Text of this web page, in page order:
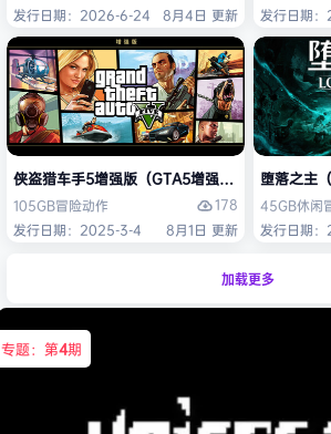
发行日期：2026-6-24
8月4日 更新
发行日期
侠盗猎车手5增强版（GTA5增强版（Grand
105GB冒险动作
178
发行日期：2025-3-4
8月1日 更新
堕落之主
45GB休闲
发行日期
加载更多
专题：第4期